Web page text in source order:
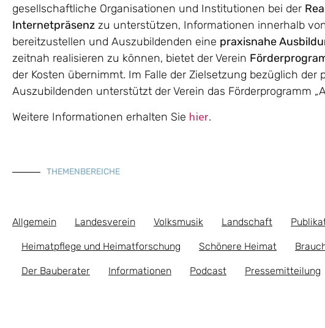
gesellschaftliche Organisationen und Institutionen bei der
Internetpräsenz zu unterstützen, Informationen innerhalb
bereitzustellen und Auszubildenden eine praxisnahe
zeitnah realisieren zu können, bietet der Verein
der Kosten übernimmt. Im Falle der Zielsetzung bezüglich der
Auszubildenden unterstützt der Verein das Förderprogramm
Weitere Informationen erhalten Sie hier.
THEMENBEREICHE
Allgemein Landesverein Volksmusik Landschaft
Heimatpflege und Heimatforschung Schönere Heimat
Der Bauberater Informationen Podcast Pressemitteilung